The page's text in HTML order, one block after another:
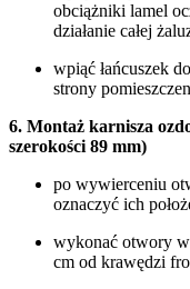
obciążniki lamel
działanie całej
wpiąć łańcuszek
strony
6. Montaż karnisza
szerokości 89 mm)
po wywierceniu
oznaczyć ich
wykonać otwory w
cm od krawędzi